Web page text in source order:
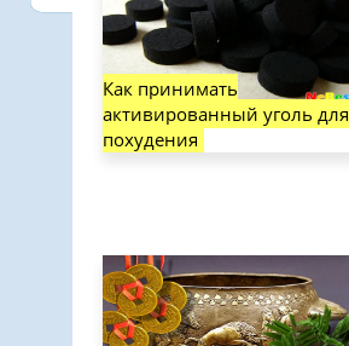
Как принимать
активированный уголь для
похудения